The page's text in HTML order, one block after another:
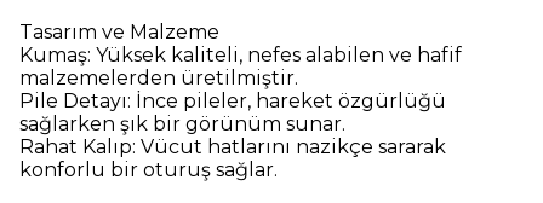
Tasarım ve Malzeme
Kumaş: Yüksek kaliteli, nefes alabilen ve hafif
malzemelerden üretilmiştir.
Pile Detayı: İnce pileler, hareket özgürlüğü
sağlarken şık bir görünüm sunar.
Rahat Kalıp: Vücut hatlarını nazikçe sararak
konforlu bir oturuş sağlar.